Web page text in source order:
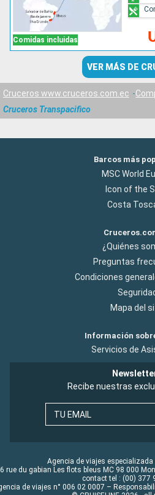
Comidas incluidas
VER MÁS DE
Cruceros www.cruceros.com.ec
Cruceros Transpacifico
Barcos más
MSC World
Icon of the
Costa
¿Quiénes
Preguntas
Condiciones
Mapa del
Información
Servicios de
Recibe nuestras
TU EMAIL
Agencia de viajes especializada
rue du gabian Les flots bleus MC 98 000
contact tel : (00) 377
de viajes n° 006 02 0007 –